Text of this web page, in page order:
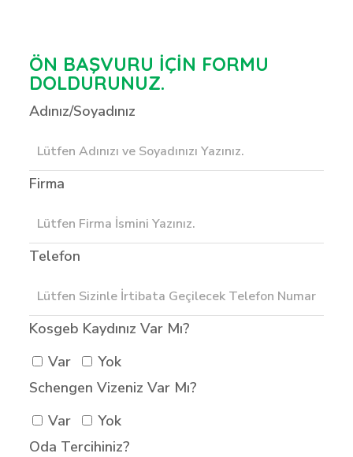
ÖN BAŞVURU İÇİN FORMU
DOLDURUNUZ.
Adınız/Soyadınız
Firma
Telefon
Kosgeb Kaydınız Var Mı?
Var
Yok
Schengen Vizeniz Var Mı?
Var
Yok
Oda Tercihiniz?